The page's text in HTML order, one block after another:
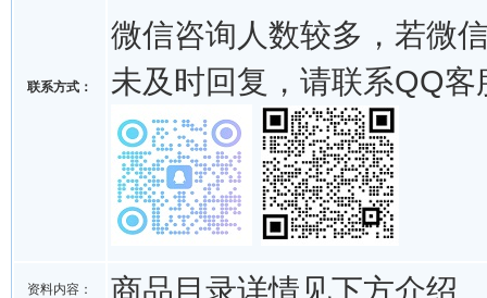
联系方式：
微信咨询人数较多，若微
未及时回复，请联系QQ客
资料内容： 商品目录详情见下方介绍